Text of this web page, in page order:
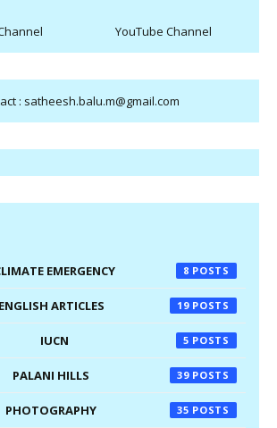
YouTube Channel
: satheesh.balu.m@gmail.com
EMERGENCY 8
ENGLISH ARTICLES 19
IUCN 5
PALANI HILLS 39
PHOTOGRAPHY 35